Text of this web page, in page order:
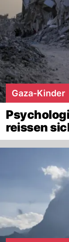
Gaza-Kinder
reissen